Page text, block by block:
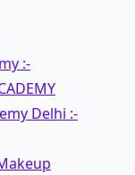
:-
Delhi :-